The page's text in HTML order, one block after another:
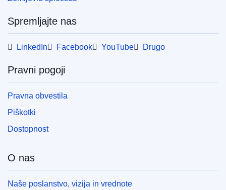
Spremljajte nas
LinkedIn Facebook YouTube Drugo
Pravni pogoji
Pravna obvestila
Piškotki
Dostopnost
O nas
Naše poslanstvo, vizija in vrednote